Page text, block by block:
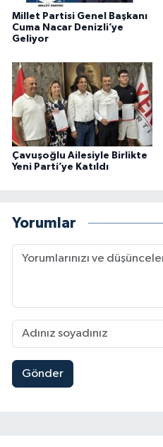
Millet Partisi Genel Başkanı
Cuma Nacar Denizli’ye
Geliyor
Çavuşoğlu Ailesiyle Birlikte
Yeni Parti’ye Katıldı
Yorumlar
Gönder